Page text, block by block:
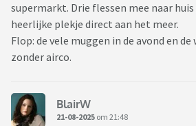
supermarkt. Drie flessen mee naar
heerlijke plekje direct aan het meer.
Flop: de vele muggen in de avond en
zonder airco.
BlairW
21-08-2025 om 21:48